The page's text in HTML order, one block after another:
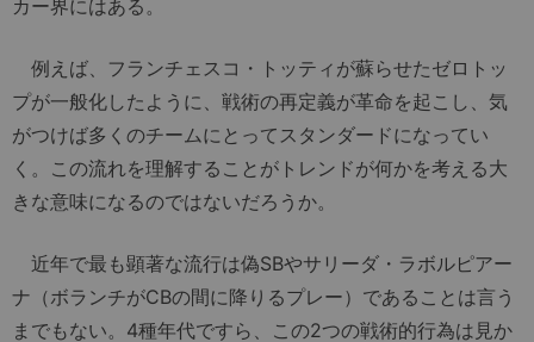
カー界にはある。
例えば、フランチェスコ・トッティが蘇らせたゼロトッ
プが一般化したように、戦術の再定義が革命を起こし、気
がつけば多くのチームにとってスタンダードになってい
く。この流れを理解することがトレンドが何かを考える大
きな意味になるのではないだろうか。
近年で最も顕著な流行は偽SBやサリーダ・ラボルピアー
ナ（ボランチがCBの間に降りるプレー）であることは言う
までもない。4種年代ですら、この2つの戦術的行為は見か